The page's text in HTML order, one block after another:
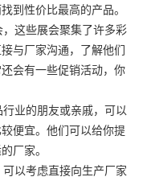
到性价比最高的产品。
这些展会聚集了许多彩
与厂家沟通，了解他们
会有一些促销活动，你
业的朋友或亲戚，可以
便宜。他们可以给你提
厂家。
以考虑直接向生产厂家